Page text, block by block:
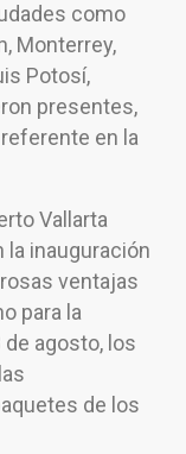
como
Monterrey,
Potosí,
presentes,
en la
Vallarta
la inauguración
ventajas
para la
agosto, los
de los